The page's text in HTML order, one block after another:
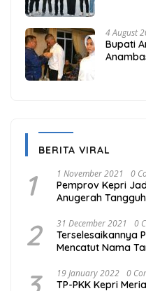
4 August
Bupati
BERITA VIRAL
1 1 November 2021 0
Pemprov Kepri
Anugerah
2 31 December 2021 0
Terselesaikannya
Mencatut Nama
19 January 2022 0
TP-PKK Kepri